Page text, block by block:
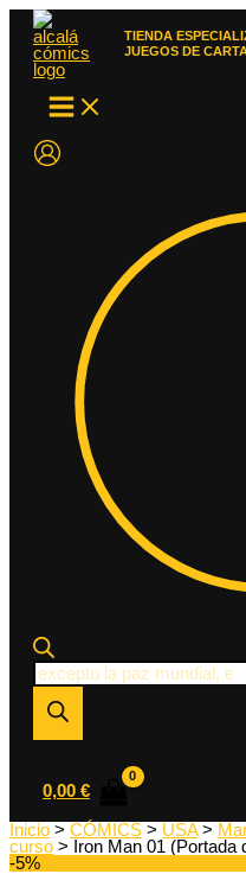
contenido
TIENDA
JUEGOS DE
Búsqueda
de
productos
0,00 €
Inicio > CÓMICS > USA>
curso > Iron Man 01 (Portada
-5%